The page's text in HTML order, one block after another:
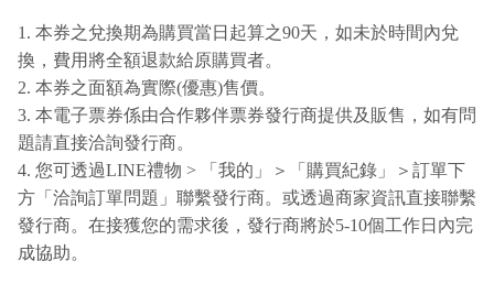
1. 本券之兌換期為購買當日起算之90天，如未於時間內兌
換，費用將全額退款給原購買者。
2. 本券之面額為實際(優惠)售價。
3. 本電子票券係由合作夥伴票券發行商提供及販售，如有問
題請直接洽詢發行商。
4. 您可透過LINE禮物 > 「我的」＞「購買紀錄」＞訂單下
方「洽詢訂單問題」聯繫發行商。或透過商家資訊直接聯繫
發行商。在接獲您的需求後，發行商將於5-10個工作日內完
成協助。